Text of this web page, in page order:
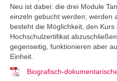
Neu ist dabei: die drei Module
einzeln gebucht werden; werden
besteht die Möglichkeit, den Kurs
Hochschulzertifikat
gegenseitig, funktionieren aber
Einheit.
Biografisch-